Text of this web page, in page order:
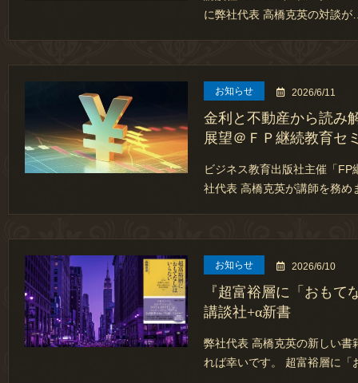
に弊社代表 高橋克英の対談
お知らせ 2026/6/11
金利と不動産から読み
展望＠ＦＰ継続教育セ
ビジネス教育出版社主催「
社代表 高橋克英が講師を務
お知らせ 2026/6/10
『超富裕層に「おもて
講談社+α新書
弊社代表 高橋克英の新しい書
れば幸いです。 超富裕層に